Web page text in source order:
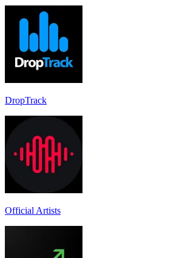
DropTrack
Official Artists